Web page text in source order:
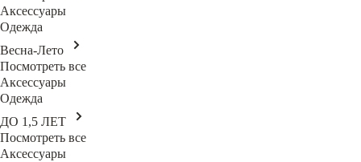
Аксессуары
Одежда
Весна-Лето
Посмотреть все
Аксессуары
Одежда
ДО 1,5 ЛЕТ
Посмотреть все
Аксессуары